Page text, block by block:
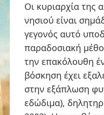
Οι κυριαρχία της
νησιού είναι
γεγονός αυτό
παραδοσιακή
την επακόλουθη
βόσκηση έχει
στην εξάπλωση
εδώδιμα),